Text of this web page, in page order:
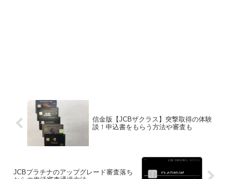
信金版【JCBザクラス】突撃取得の体験
談！申込書をもらう方法や審査も
JCBプラチナのアップグレード審査落ち